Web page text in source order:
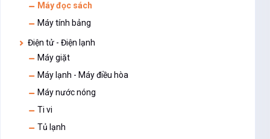
Máy đọc sách
Máy tính bảng
Điện tử - Điện lạnh
Máy giặt
Máy lạnh - Máy điều hòa
Máy nước nóng
Ti vi
Tủ lạnh